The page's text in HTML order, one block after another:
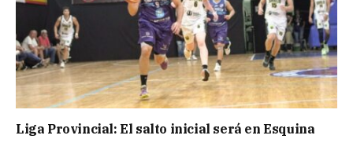
Liga Provincial: El salto inicial será en Esquina